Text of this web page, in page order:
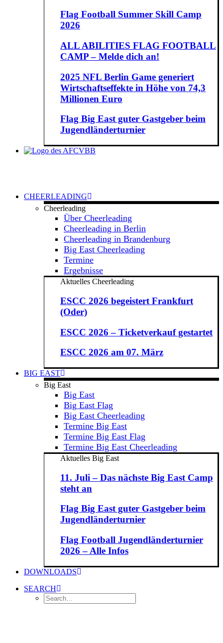
Flag Football Summer Skill Camp
2026
ALL ABILITIES FLAG FOOTBALL
CAMP – Melde dich an!
2025 NFL Berlin Game generiert
Wirtschaftseffekte in Höhe von 74,3
Millionen Euro
Flag Big East guter Gastgeber beim
Jugendländerturnier
CHEERLEADING
Cheerleading
Über Cheerleading
Cheerleading in Berlin
Cheerleading in Brandenburg
Big East Cheerleading
Termine
Ergebnisse
Aktuelles Cheerleading
ESCC 2026 begeistert Frankfurt
(Oder)
ESCC 2026 – Ticketverkauf gestartet
ESCC 2026 am 07. März
BIG EAST
Big East
Big East
Big East Flag
Big East Cheerleading
Termine Big East
Termine Big East Flag
Termine Big East Cheerleading
Aktuelles Big East
11. Juli – Das nächste Big East Camp
steht an
Flag Big East guter Gastgeber beim
Jugendländerturnier
Flag Football Jugendländerturnier
2026 – Alle Infos
DOWNLOADS
SEARCH